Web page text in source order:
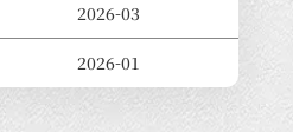
2026-03
2026-01